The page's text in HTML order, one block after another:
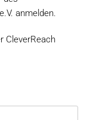
anmelden.
CleverReach